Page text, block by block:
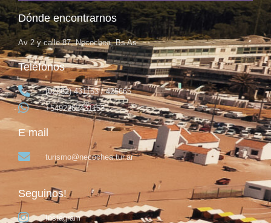
Dónde encontrarnos
Av 2 y calle 87, Necochea, Bs As
Teléfonos
(02262) 431153 / 425665
+5492262431153
E mail
turismo@necochea.tur.ar
Seguinos!
Instagram